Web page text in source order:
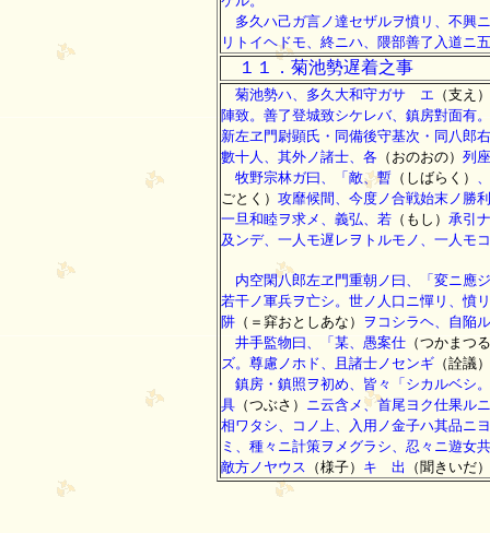
多久ハ己ガ言ノ達セザルヲ憤リ、不興
リトイヘドモ、終ニハ、隈部善了入道ニ
１１．菊池勢遅着之事
菊池勢ハ、多久大和守ガサゝエ （支え）
陣致。善了登城致シケレバ、鎮房對面有
新左ヱ門尉顕氏・同備後守基次・同八郎
數十人、其外ノ諸士、各 （おのおの） 列
牧野宗林ガ曰、「敵、暫 （しばらく）
ごとく） 攻靡候間、今度ノ合戦始末ノ勝
一旦和睦ヲ求メ、義弘、若 （もし） 承引
及ンデ、一人モ遅レヲトルモノ、一人モ
内空閑八郎左ヱ門重朝ノ曰、「変ニ應
若干ノ軍兵ヲ亡シ。世ノ人口ニ憚リ、憤
阱 （＝穽おとしあな） ヲコシラヘ、自陥
井手監物曰、「某、愚案仕 （つかまつ
ズ。尊慮ノホド、且諸士ノセンギ （詮議）
鎮房・鎮照ヲ初め、皆々「シカルベシ
具 （つぶさ）
ニ云含メ、首尾ヨク仕果ル
相ワタシ、コノ上、入用ノ金子ハ其品ニ
ミ、種々ニ計策ヲメグラシ、忍々ニ遊女
敵方ノヤウス
（様子） キゝ出 （聞きいだ）